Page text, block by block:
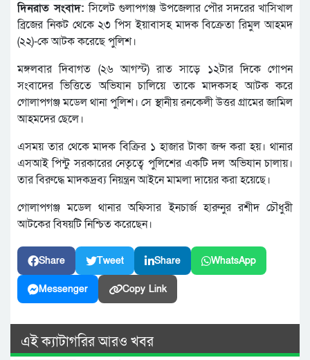
দিনরাত সংবাদ:সিলেট গুলাপগঞ্জ উপজেলার পৌর সদরের খাসিখাল
ব্রিজের নিকট থেকে ২৩ পিস ইয়াবাসহ মাদক বিক্রেতা রিমুল আহমদ
(২২)-কে আটক করেছে পুলিশ।
মঙ্গলবার দিবাগত (২৬ আগস্ট) রাত সাড়ে ১২টার দিকে গোপন
সংবাদের ভিত্তিতে অভিযান চালিয়ে তাকে মাদকসহ আটক করে
গোলাপগঞ্জ মডেল থানা পুলিশ। সে স্থানীয় রনকেলী উত্তর গ্রামের জামিল
আহমদের ছেলে।
এসময় তার থেকে মাদক বিক্রির ১ হাজার টাকা জব্দ করা হয়। থানার
এসআই পিন্টু সরকারের নেতৃত্বে পুলিশের একটি দল অভিযান চালায়।
তার বিরুদ্ধে মাদকদ্রব্য নিয়ন্ত্রন আইনে মামলা দায়ের করা হয়েছে।
গোলাপগঞ্জ মডেল থানার অফিসার ইনচার্জ হারুনুর রশীদ চৌধুরী
আটকের বিষয়টি নিশ্চিত করেছেন।
Share Tweet Share WhatsApp
Messenger Copy Link
এই ক্যাটাগরির আরও খবর